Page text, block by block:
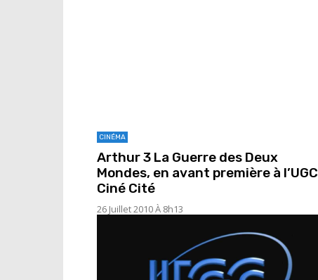
CINÉMA
Arthur 3 La Guerre des Deux
Mondes, en avant première à l’UGC
Ciné Cité
26 Juillet 2010 À 8h13